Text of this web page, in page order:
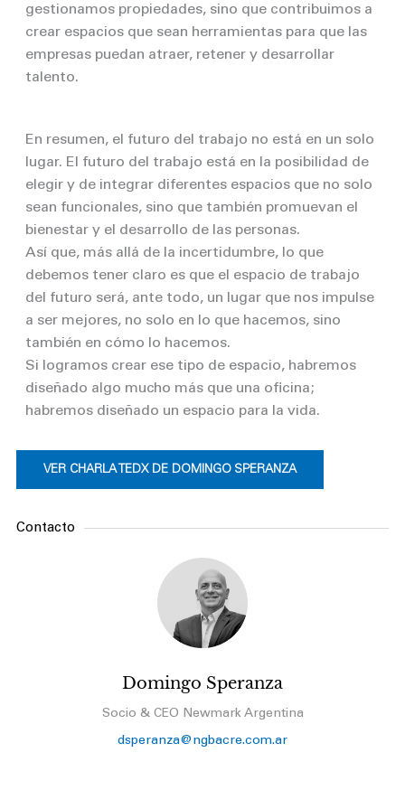
gestionamos propiedades, sino que contribuimos a
crear espacios que sean herramientas para que las
empresas puedan atraer, retener y desarrollar
talento.
En resumen, el futuro del trabajo no está en un solo
lugar. El futuro del trabajo está en la posibilidad de
elegir y de integrar diferentes espacios que no solo
sean funcionales, sino que también promuevan el
bienestar y el desarrollo de las personas.
Así que, más allá de la incertidumbre, lo que
debemos tener claro es que el espacio de trabajo
del futuro será, ante todo, un lugar que nos impulse
a ser mejores, no solo en lo que hacemos, sino
también en cómo lo hacemos.
Si logramos crear ese tipo de espacio, habremos
diseñado algo mucho más que una oficina;
habremos diseñado un espacio para la vida.
VER CHARLA TEDX DE DOMINGO SPERANZA
Contacto
Domingo Speranza
Socio & CEO Newmark Argentina
dsperanza@ngbacre.com.ar